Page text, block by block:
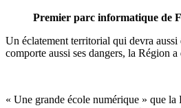
Premier parc informatique de
Un éclatement territorial qui devra
comporte aussi ses dangers, la Région
« Une grande école numérique » que la